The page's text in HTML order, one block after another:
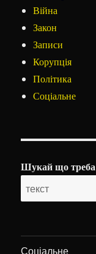
Війна
Закон
Записи
Корупція
Політика
Соціальне
Шукай що треба
Соціальне